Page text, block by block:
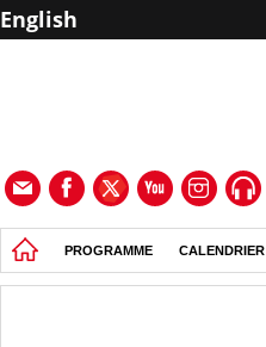
English
PROGRAMME CALENDRIER